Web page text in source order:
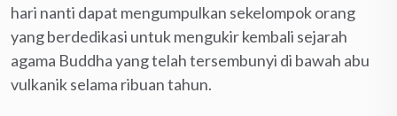
hari nanti dapat mengumpulkan sekelompok orang
yang berdedikasi untuk mengukir kembali sejarah
agama Buddha yang telah tersembunyi di bawah abu
vulkanik selama ribuan tahun.